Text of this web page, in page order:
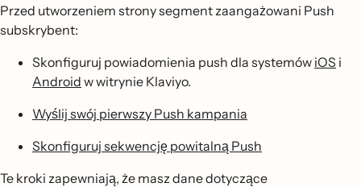
Przed utworzeniem strony segment zaangażowani Push
subskrybent:
Skonfiguruj powiadomienia push dla systemów iOS i
Android w witrynie Klaviyo.
Wyślij swój pierwszy Push kampania
Skonfiguruj sekwencję powitalną Push
Te kroki zapewniają, że masz dane dotyczące